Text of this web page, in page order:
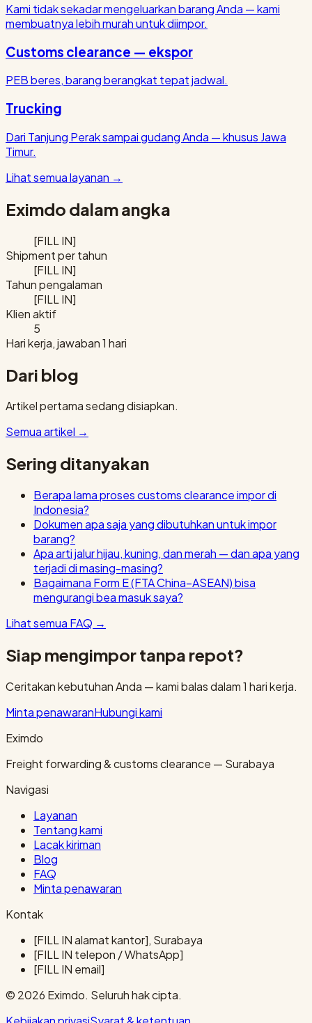
Kami tidak sekadar mengeluarkan barang Anda — kami
membuatnya lebih murah untuk diimpor.
Customs clearance — ekspor
PEB beres, barang berangkat tepat jadwal.
Trucking
Dari Tanjung Perak sampai gudang Anda — khusus Jawa
Timur.
Lihat semua layanan →
Eximdo dalam angka
[FILL IN]
Shipment per tahun
[FILL IN]
Tahun pengalaman
[FILL IN]
Klien aktif
5
Hari kerja, jawaban 1 hari
Dari blog
Artikel pertama sedang disiapkan.
Semua artikel →
Sering ditanyakan
Berapa lama proses customs clearance impor di
Indonesia?
Dokumen apa saja yang dibutuhkan untuk impor
barang?
Apa arti jalur hijau, kuning, dan merah — dan apa yang
terjadi di masing-masing?
Bagaimana Form E (FTA China–ASEAN) bisa
mengurangi bea masuk saya?
Lihat semua FAQ →
Siap mengimpor tanpa repot?
Ceritakan kebutuhan Anda — kami balas dalam 1 hari kerja.
Minta penawaranHubungi kami
Eximdo
Freight forwarding & customs clearance — Surabaya
Navigasi
Layanan
Tentang kami
Lacak kiriman
Blog
FAQ
Minta penawaran
Kontak
[FILL IN alamat kantor], Surabaya
[FILL IN telepon / WhatsApp]
[FILL IN email]
© 2026 Eximdo. Seluruh hak cipta.